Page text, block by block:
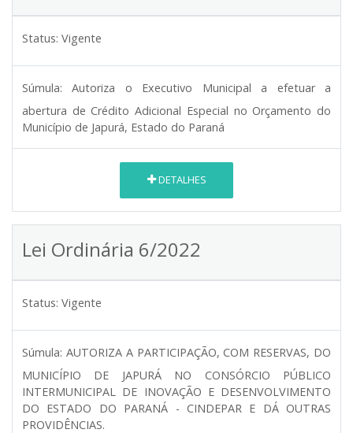
Status: Vigente
Súmula:
Autoriza o Executivo Municipal a efetuar a
abertura de Crédito Adicional Especial no Orçamento do
Município de Japurá, Estado do Paraná
DETALHES
Lei Ordinária 6/2022
Status: Vigente
Súmula: AUTORIZA A PARTICIPAÇÃO, COM RESERVAS, DO
MUNICÍPIO DE JAPURÁ NO CONSÓRCIO PÚBLICO
INTERMUNICIPAL DE INOVAÇÃO E DESENVOLVIMENTO
DO ESTADO DO PARANÁ - CINDEPAR E DÁ OUTRAS
PROVIDÊNCIAS.